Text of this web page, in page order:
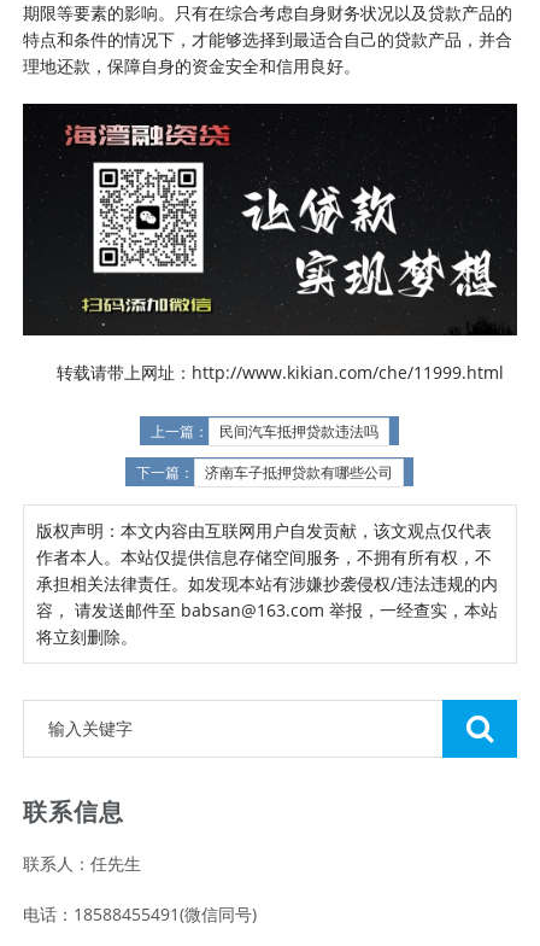
期限等要素的影响。只有在综合考虑自身财务状况以及贷款产品的
特点和条件的情况下，才能够选择到最适合自己的贷款产品，并合
理地还款，保障自身的资金安全和信用良好。
转载请带上网址：http://www.kikian.com/che/11999.html
上一篇： 民间汽车抵押贷款违法吗
下一篇： 济南车子抵押贷款有哪些公司
版权声明：本文内容由互联网用户自发贡献，该文观点仅代表
作者本人。本站仅提供信息存储空间服务，不拥有所有权，不
承担相关法律责任。如发现本站有涉嫌抄袭侵权/违法违规的内
容， 请发送邮件至 babsan@163.com 举报，一经查实，本站
将立刻删除。
联系信息
联系人：任先生
电话：18588455491(微信同号)